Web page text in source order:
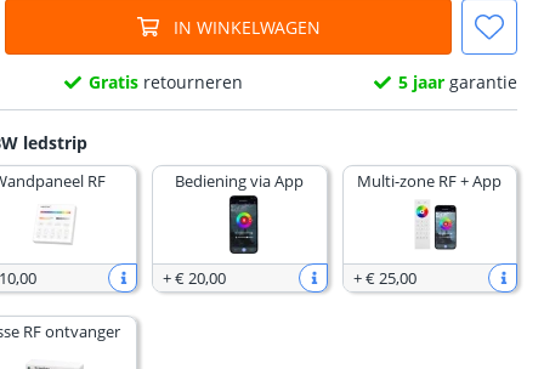
IN WINKELWAGEN
Gratis retourneren 5 jaargarantie
ledstrip
RF
,00
Bediening via App
+€ 20,00
Multi-zone RF + App
+€ 25,00
RF ontvanger